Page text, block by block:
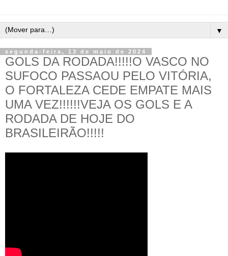
▼
segunda-feira, 13 de maio de 2024
GOLS DA RODADA!!!!!O VASCO NO
SUFOCO PASSAOU PELO VITÓRIA,
O FORTALEZA CEDE EMPATE MAIS
UMA VEZ!!!!!!VEJA OS GOLS E A
RODADA DE HOJE DO
BRASILEIRÃO!!!!!